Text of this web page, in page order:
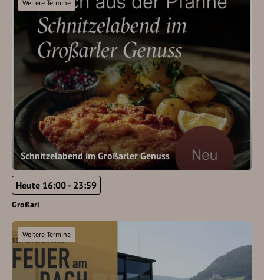
Schnitzelabend im Großarler Genuss
Weitere Termine
Heute 16:00 - 23:59
Großarl
Weitere Termine